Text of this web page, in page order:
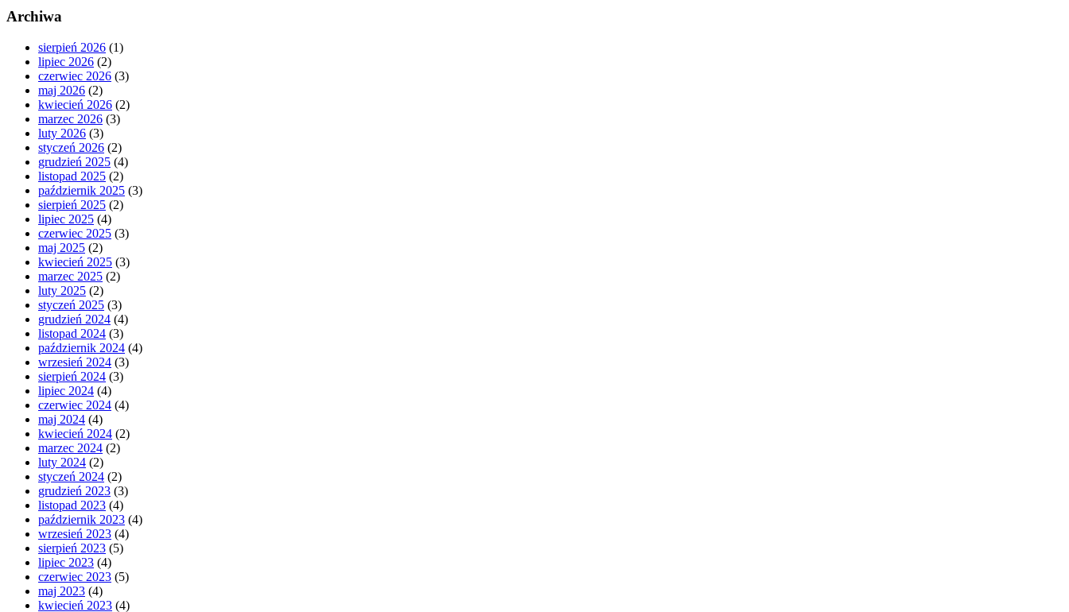
Archiwa
sierpień 2026 (1)
lipiec 2026 (2)
czerwiec 2026 (3)
maj 2026 (2)
kwiecień 2026 (2)
marzec 2026 (3)
luty 2026 (3)
styczeń 2026 (2)
grudzień 2025 (4)
listopad 2025 (2)
październik 2025 (3)
sierpień 2025 (2)
lipiec 2025 (4)
czerwiec 2025 (3)
maj 2025 (2)
kwiecień 2025 (3)
marzec 2025 (2)
luty 2025 (2)
styczeń 2025 (3)
grudzień 2024 (4)
listopad 2024 (3)
październik 2024 (4)
wrzesień 2024 (3)
sierpień 2024 (3)
lipiec 2024 (4)
czerwiec 2024 (4)
maj 2024 (4)
kwiecień 2024 (2)
marzec 2024 (2)
luty 2024 (2)
styczeń 2024 (2)
grudzień 2023 (3)
listopad 2023 (4)
październik 2023 (4)
wrzesień 2023 (4)
sierpień 2023 (5)
lipiec 2023 (4)
czerwiec 2023 (5)
maj 2023 (4)
kwiecień 2023 (4)